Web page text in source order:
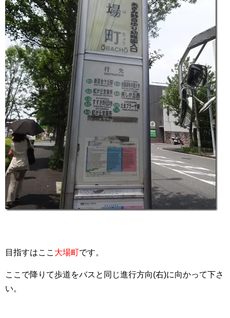
目指すはここ 大場町です。
ここで降りて歩道をバスと同じ進行方向(右)に向かって下さ
い。